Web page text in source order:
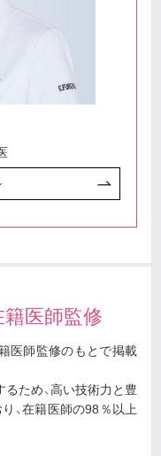
医師監修
医師監修のもとで掲載
ため、高い技術力と豊
、在籍医師の98％以上